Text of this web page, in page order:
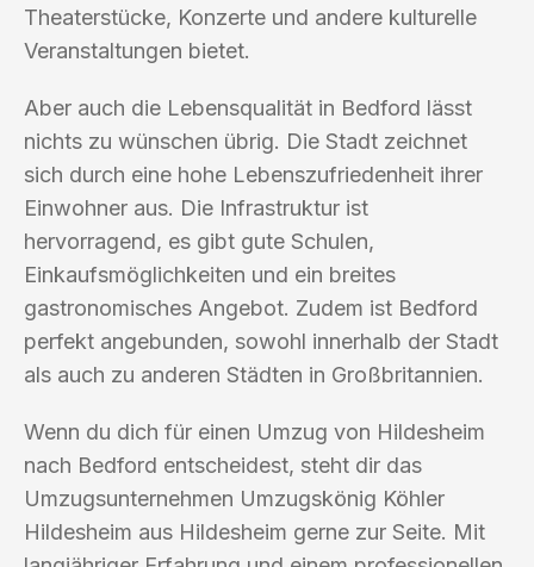
Theaterstücke, Konzerte und andere kulturelle
Veranstaltungen bietet.
Aber auch die Lebensqualität in Bedford lässt
nichts zu wünschen übrig. Die Stadt zeichnet
sich durch eine hohe Lebenszufriedenheit ihrer
Einwohner aus. Die Infrastruktur ist
hervorragend, es gibt gute Schulen,
Einkaufsmöglichkeiten und ein breites
gastronomisches Angebot. Zudem ist Bedford
perfekt angebunden, sowohl innerhalb der Stadt
als auch zu anderen Städten in Großbritannien.
Wenn du dich für einen Umzug von Hildesheim
nach Bedford entscheidest, steht dir das
Umzugsunternehmen Umzugskönig Köhler
Hildesheim aus Hildesheim gerne zur Seite. Mit